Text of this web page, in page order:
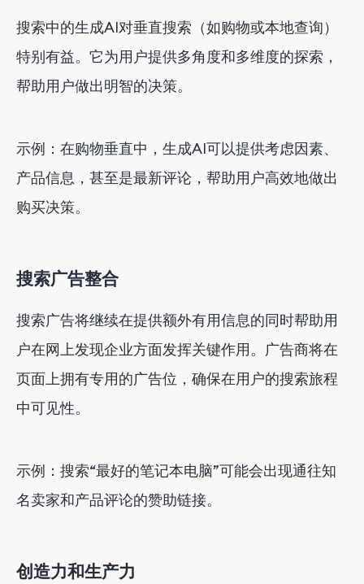
搜索中的生成AI对垂直搜索（如购物或本地查询）
特别有益。它为用户提供多角度和多维度的探索，
帮助用户做出明智的决策。
示例：在购物垂直中，生成AI可以提供考虑因素、
产品信息，甚至是最新评论，帮助用户高效地做出
购买决策。
搜索广告整合
搜索广告将继续在提供额外有用信息的同时帮助用
户在网上发现企业方面发挥关键作用。广告商将在
页面上拥有专用的广告位，确保在用户的搜索旅程
中可见性。
示例：搜索“最好的笔记本电脑”可能会出现通往知
名卖家和产品评论的赞助链接。
创造力和生产力